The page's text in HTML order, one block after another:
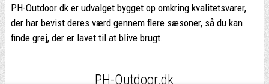
PH-Outdoor.dk er udvalget bygget op omkring kvalitetsvarer,
der har bevist deres værd gennem flere sæsoner, så du kan
finde grej, der er lavet til at blive brugt.
PH-Outdoor.dk